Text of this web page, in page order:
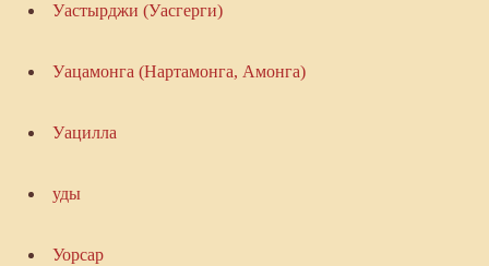
Уастырджи (Уасгерги)
Уацамонга (Нартамонга, Амонга)
Уацилла
уды
Уорсар